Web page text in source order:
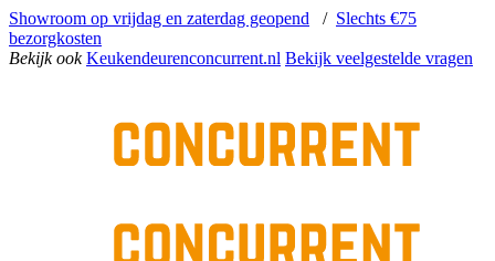
Showroom op vrijdag en zaterdag geopend / Slechts €75
bezorgkosten
Bekijk ook Keukendeurenconcurrent.nl Bekijk veelgestelde vragen